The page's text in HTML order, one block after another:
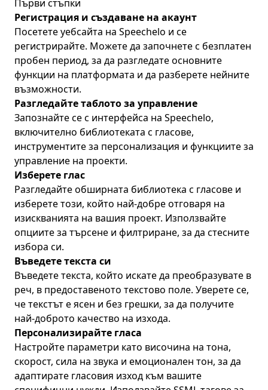
Първи стъпки
Регистрация и създаване на акаунт
Посететеуебсайта на Speechelo и се
регистрирайте. Можете да започнете с безплатен
пробен период, за да разгледате основните
функции на платформата и да разберете нейните
възможности.
Разгледайте таблото за управление
Запознайте се с интерфейса на Speechelo,
включително библиотеката с гласове,
инструментите за персонализация и функциите за
управление на проекти.
Изберете глас
Разгледайте обширната библиотека с гласове и
изберете този, който най-добре отговаря на
изискванията на вашия проект. Използвайте
опциите за търсене и филтриране, за да стесните
избора си.
Въведете текста си
Въведете текста, който искате да преобразувате в
реч, в предоставеното текстово поле. Уверете се,
че текстът е ясен и без грешки, за да получите
най-доброто качество на изхода.
Персонализирайте гласа
Настройте параметри като височина на тона,
скорост, сила на звука и емоционален тон, за да
адаптирате гласовия изход към вашите